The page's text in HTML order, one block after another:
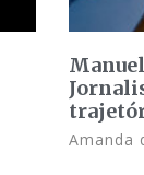
Amanda